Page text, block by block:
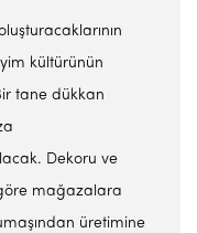
kültürünün
tane dükkan
Dekoru ve
mağazalara
üretimine